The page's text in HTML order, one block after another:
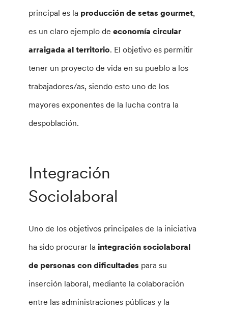
principal es la producción de setas gourmet,
es un claro ejemplo deeconomía circular
arraigada al territorio. El objetivo es permitir
tener un proyecto de vida en su pueblo a los
trabajadores/as, siendo esto uno de los
mayores exponentes de la lucha contra la
despoblación.
Integración
Sociolaboral
Uno de los objetivos principales de la iniciativa
ha sido procurar la integración sociolaboral
de personas con dificultades para su
inserción laboral, mediante la colaboración
entre las administraciones públicas y la